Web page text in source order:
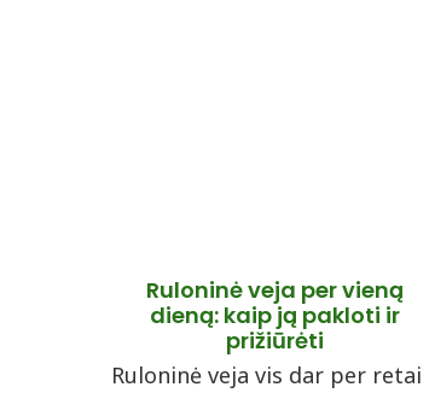
Ruloninė veja per vieną
dieną: kaip ją pakloti ir
prižiūrėti
Ruloninė veja vis dar per retai